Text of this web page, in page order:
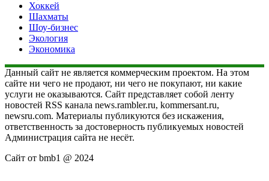
Хоккей
Шахматы
Шоу-бизнес
Экология
Экономика
Данный сайт не является коммерческим проектом. На этом
сайте ни чего не продают, ни чего не покупают, ни какие
услуги не оказываются. Сайт представляет собой ленту
новостей RSS канала news.rambler.ru, kommersant.ru,
newsru.com. Материалы публикуются без искажения,
ответственность за достоверность публикуемых новостей
Администрация сайта не несёт.
Сайт от bmb1 @ 2024